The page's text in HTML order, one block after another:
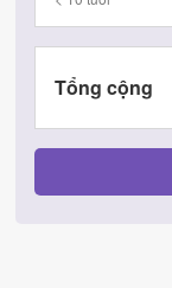
Tổng cộng